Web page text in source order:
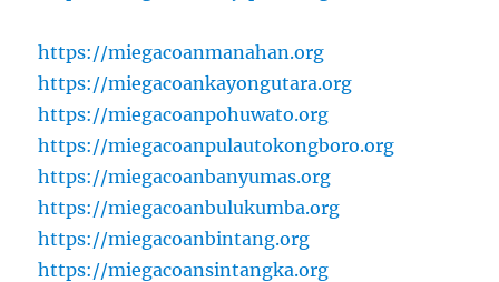
https://miegacoanmanahan.org
https://miegacoankayongutara.org
https://miegacoanpohuwato.org
https://miegacoanpulautokongboro.org
https://miegacoanbanyumas.org
https://miegacoanbulukumba.org
https://miegacoanbintang.org
https://miegacoansintangka.org